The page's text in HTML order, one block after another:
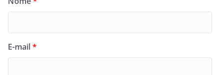
E-mail*